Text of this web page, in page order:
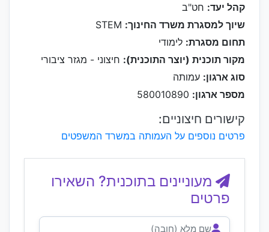
קהל יעד: חט"ב
שיוך למסגרת משרד החינוך:
תחום מסגרת: לימודי
מקור תוכנית (יוצר התוכנית): חיצוני - מגזר ציבורי
סוג ארגון: עמותה
מספר ארגון:
קישורים חיצוניים:
פרטים נוספים על העמותה במשרד המשפטים
מעוניינים בתוכנית? השאירו
פרטים